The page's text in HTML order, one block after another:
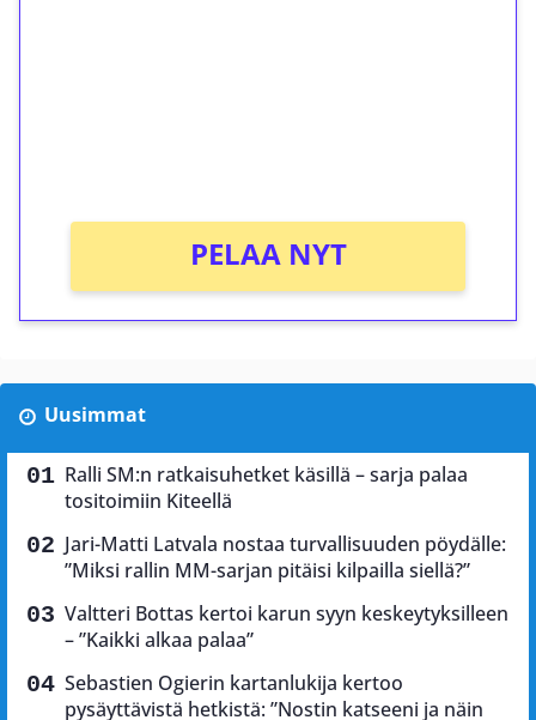
PELAA NYT
Uusimmat
Ralli SM:n ratkaisuhetket käsillä – sarja palaa
tositoimiin Kiteellä
Jari-Matti Latvala nostaa turvallisuuden pöydälle:
”Miksi rallin MM-sarjan pitäisi kilpailla siellä?”
Valtteri Bottas kertoi karun syyn keskeytyksilleen
– ”Kaikki alkaa palaa”
Sebastien Ogierin kartanlukija kertoo
pysäyttävistä hetkistä: ”Nostin katseeni ja näin